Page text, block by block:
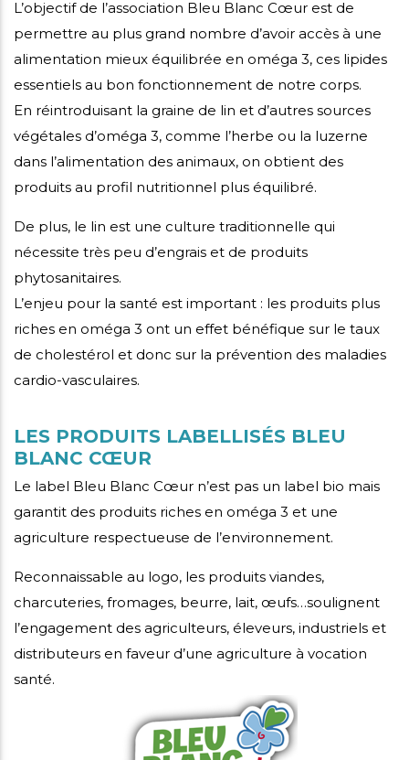
L’objectif de l’association Bleu Blanc Cœur est de
permettre au plus grand nombre d’avoir accès à une
alimentation mieux équilibrée en oméga 3, ces lipides
essentiels au bon fonctionnement de notre corps.
En réintroduisant la graine de lin et d’autres sources
végétales d’oméga 3, comme l’herbe ou la luzerne
dans l’alimentation des animaux, on obtient des
produits au profil nutritionnel plus équilibré.
De plus, le lin est une culture traditionnelle qui
nécessite très peu d’engrais et de produits
phytosanitaires.
L’enjeu pour la santé est important : les produits plus
riches en oméga 3 ont un effet bénéfique sur le taux
de cholestérol et donc sur la prévention des maladies
cardio-vasculaires.
LES PRODUITS LABELLISÉS BLEU
BLANC CŒUR
Le label Bleu Blanc Cœur n’est pas un label bio mais
garantit des produits riches en oméga 3 et une
agriculture respectueuse de l’environnement.
Reconnaissable au logo, les produits viandes,
charcuteries, fromages, beurre, lait, œufs…soulignent
l’engagement des agriculteurs, éleveurs, industriels et
distributeurs en faveur d’une agriculture à vocation
santé.